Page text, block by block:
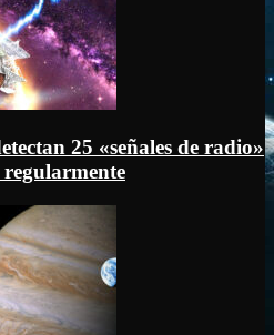
25 «señales de radio»
regularmente